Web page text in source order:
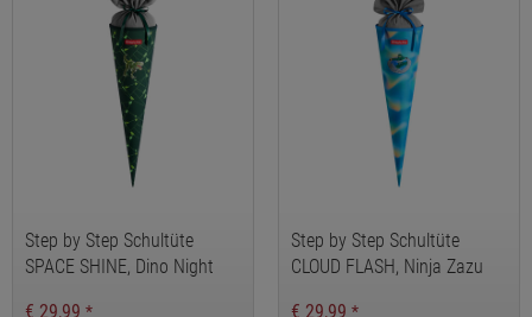
Step by Step Schultüte
SPACE SHINE, Dino Night
€ 29,99 *
Step by Step Schultüte
CLOUD FLASH, Ninja Zazu
€ 29,99 *